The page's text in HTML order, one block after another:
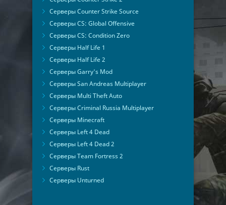
Серверы Counter Strike Source
Серверы CS: Global Offensive
Серверы CS: Condition Zero
Серверы Half Life 1
Серверы Half Life 2
Серверы Garry's Mod
Серверы San Andreas Multiplayer
Серверы Multi Theft Auto
Серверы Criminal Russia Multiplayer
Серверы Minecraft
Серверы Left 4 Dead
Серверы Left 4 Dead 2
Серверы Team Fortress 2
Серверы Rust
Серверы Unturned